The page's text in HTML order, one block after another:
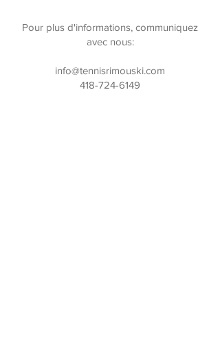
Pour plus d'informations, communiquez
avec nous:
info@tennisrimouski.com
418-724-6149